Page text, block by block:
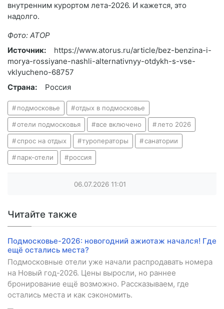
внутренним курортом лета-2026. И кажется, это
надолго.
Фото: АТОР
Источник:
https://www.atorus.ru/article/bez-benzina-i-
morya-rossiyane-nashli-alternativnyy-otdykh-s-vse-
vklyucheno-68757
Страна:
Россия
подмосковье отдых в подмосковье
отели подмосковья все включено лето 2026
спрос на отдых туроператоры санатории
парк-отели россия
06.07.2026 11:01
Читайте также
Подмосковье-2026: новогодний ажиотаж начался! Где
ещё остались места?
Подмосковные отели уже начали распродавать номера
на Новый год-2026. Цены выросли, но раннее
бронирование ещё возможно. Рассказываем, где
остались места и как сэкономить.